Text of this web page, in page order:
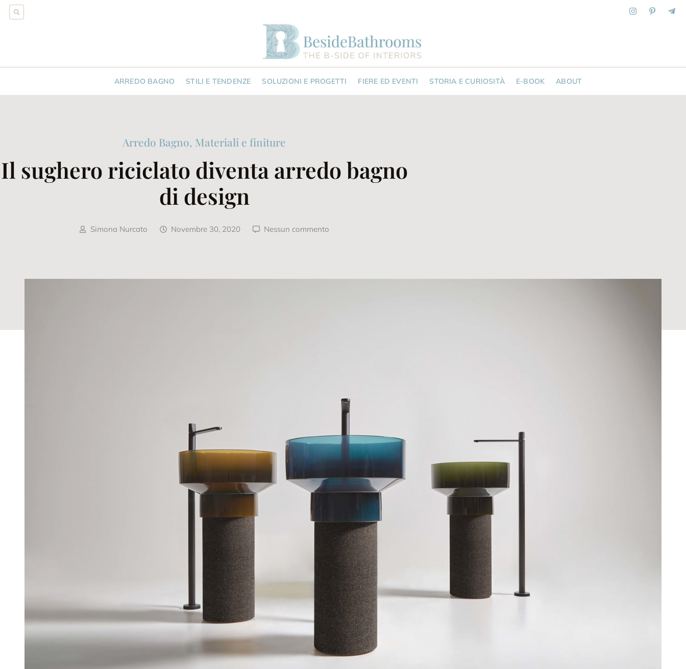
ARREDO BAGNO STILI E TENDENZE SOLUZIONI E PROGETTI FIERE ED EVENTI STORIA E CURIOSITÀ E-BOOK ABOUT
Arredo Bagno, Materiali e finiture
Il sughero riciclato diventa arredo bagno
di design
Simona Nurcato Novembre 30, 2020 Nessun commento